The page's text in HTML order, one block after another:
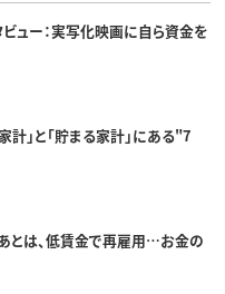
ュー：実写化映画に自ら資金を
計」と「貯まる家計」にある"7
とは、低賃金で再雇用…お金の